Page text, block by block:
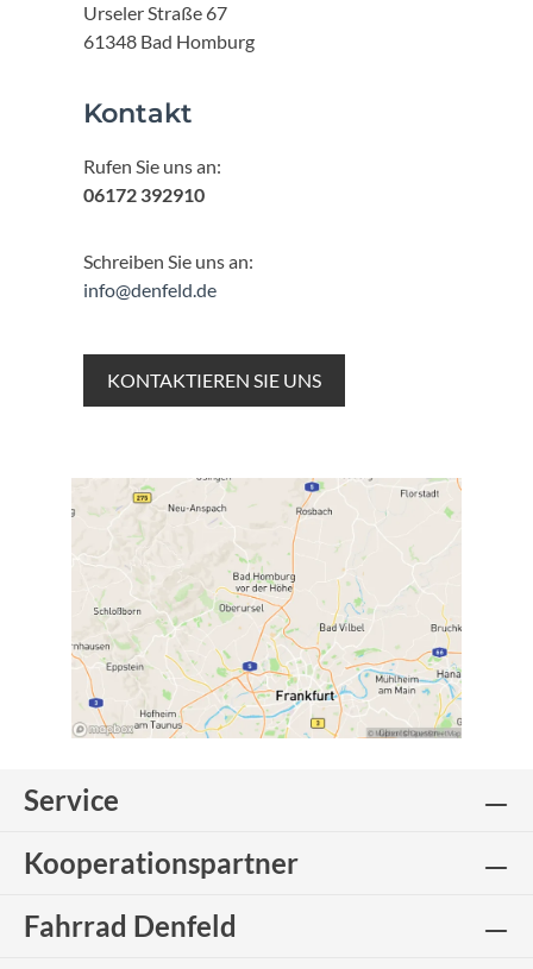
Urseler Straße 67
61348 Bad Homburg
Kontakt
Rufen Sie uns an:
06172 392910
Schreiben Sie uns an:
info@denfeld.de
KONTAKTIEREN SIE UNS
Service
Kooperationspartner
Fahrrad Denfeld